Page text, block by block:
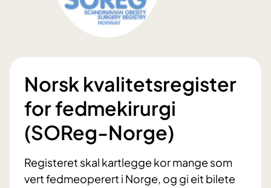
Norsk kvalitetsregister
for fedmekirurgi
(SOReg-Norge)
Registeret skal kartlegge kor mange som
vert fedmeoperert i Norge, og gi eit bilete